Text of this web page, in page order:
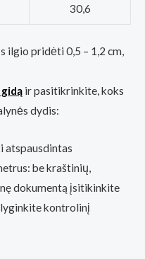
30,6
ilgio pridėti 0,5 – 1,2 cm,
ir pasitikrinkite, koks
dydis:
atspausdintas
be kraštinių,
dokumentą įsitikinkite
kontrolinį